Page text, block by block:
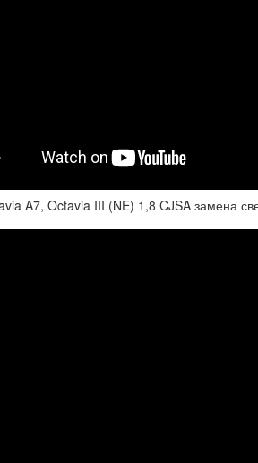
A7, Octavia III (NE) 1,8 CJSA замена